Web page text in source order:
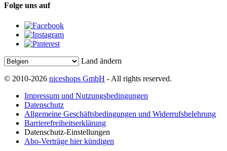
Folge uns auf
Land ändern
© 2010-2026 niceshops GmbH - All rights reserved.
Impressum und Nutzungsbedingungen
Datenschutz
Allgemeine Geschäftsbedingungen und Widerrufsbelehrung
Barrierefreiheitserklärung
Datenschutz-Einstellungen
Abo-Verträge hier kündigen